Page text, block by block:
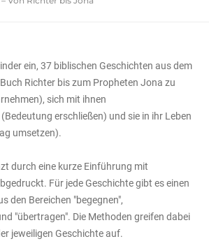
ein, 37 biblischen Geschichten aus dem
Richter bis zum Propheten Jona zu
sich mit ihnen
erschließen) und sie in ihr Leben
umsetzen).
durch eine kurze Einführung mit
Für jede Geschichte gibt es einen
den Bereichen "begegnen",
"übertragen". Die Methoden greifen dabei
jeweiligen Geschichte auf.